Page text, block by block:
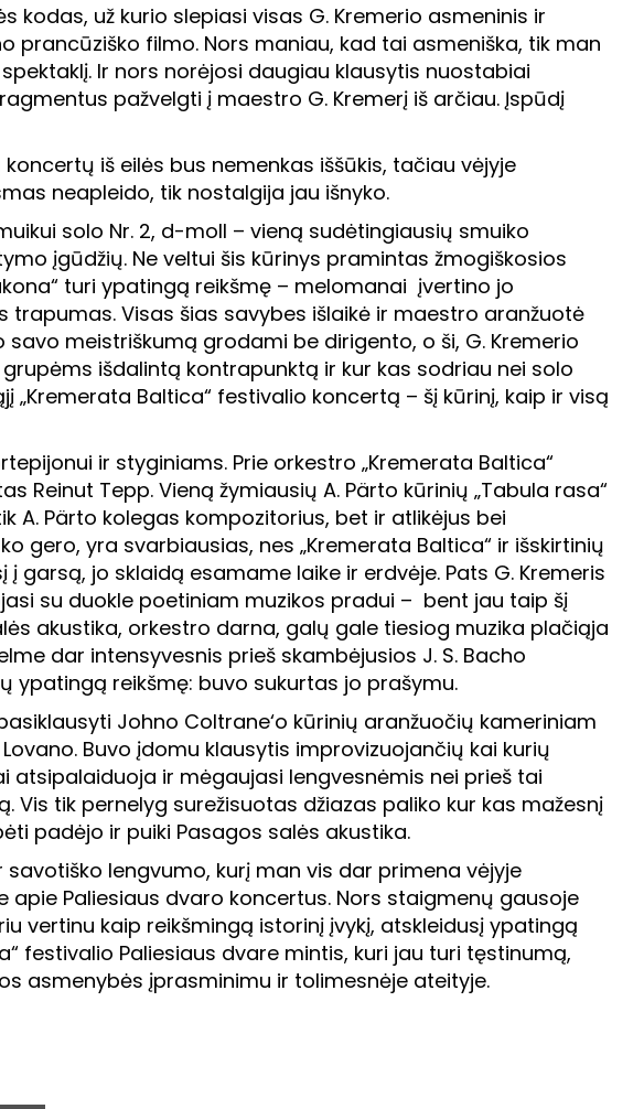
už kurio slepiasi visas G. Kremerio asmeninis ir
prancūziško filmo. Nors maniau, kad tai asmeniška, tik man
Ir nors norėjosi daugiau klausytis nuostabiai
pažvelgti į maestro G. Kremerį iš arčiau. Įspūdį
iš eilės bus nemenkas iššūkis, tačiau vėjyje
neapleido, tik nostalgija jau išnyko.
solo Nr. 2, d-moll – vieną sudėtingiausių smuiko
įgūdžių. Ne veltui šis kūrinys pramintas žmogiškosios
turi ypatingą reikšmę – melomanai įvertino jo
Visas šias savybes išlaikė ir maestro aranžuotė
meistriškumą grodami be dirigento, o ši, G. Kremerio
išdalintą kontrapunktą ir kur kas sodriau nei solo
Baltica“ festivalio koncertą – šį kūrinį, kaip ir visą
ir styginiams. Prie orkestro „Kremerata Baltica“
Reinut Tepp. Vieną žymiausių A. Pärto kūrinių „Tabula rasa“
A. Pärto kolegas kompozitorius, bet ir atlikėjus bei
gero, yra svarbiausias, nes „Kremerata Baltica“ ir išskirtinių
jo sklaidą esamame laike ir erdvėje. Pats G. Kremeris
su duokle poetiniam muzikos pradui – bent jau taip šį
akustika, orkestro darna, galų gale tiesiog muzika plačiąja
dar intensyvesnis prieš skambėjusios J. S. Bacho
ypatingą reikšmę: buvo sukurtas jo prašymu.
Johno Coltrane‘o kūrinių aranžuočių kameriniam
Buvo įdomu klausytis improvizuojančių kai kurių
atsipalaiduoja ir mėgaujasi lengvesnėmis nei prieš tai
tik pernelyg surežisuotas džiazas paliko kur kas mažesnį
padėjo ir puiki Pasagos salės akustika.
lengvumo, kurį man vis dar primena vėjyje
Paliesiaus dvaro koncertus. Nors staigmenų gausoje
vertinu kaip reikšmingą istorinį įvykį, atskleidusį ypatingą
festivalio Paliesiaus dvare mintis, kuri jau turi tęstinumą,
asmenybės įprasminimu ir tolimesnėje ateityje.